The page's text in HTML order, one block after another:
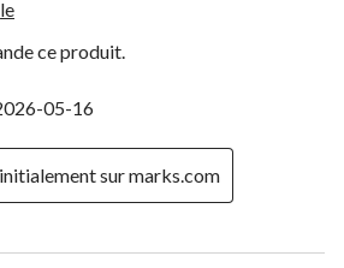
ce produit.
05-16
sur marks.com